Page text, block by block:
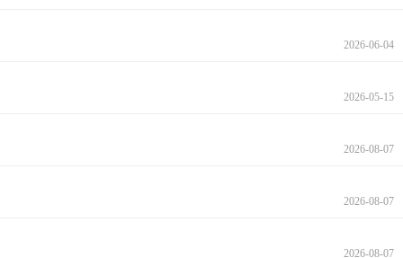
2026-06-04
2026-05-15
2026-08-07
2026-08-07
2026-08-07